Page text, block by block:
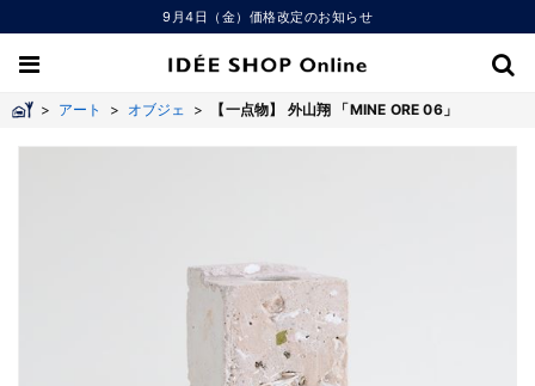
9月4日（金）価格改定のお知らせ
> アート > オブジェ > 【一点物】 外山翔 「MINE ORE 06」